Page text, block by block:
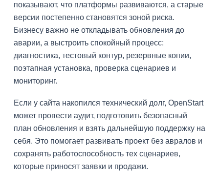
показывают, что платформы развиваются, а старые
версии постепенно становятся зоной риска.
Бизнесу важно не откладывать обновления до
аварии, а выстроить спокойный процесс:
диагностика, тестовый контур, резервные копии,
поэтапная установка, проверка сценариев и
мониторинг.
Если у сайта накопился технический долг, OpenStart
может провести аудит, подготовить безопасный
план обновления и взять дальнейшую поддержку на
себя. Это помогает развивать проект без авралов и
сохранять работоспособность тех сценариев,
которые приносят заявки и продажи.